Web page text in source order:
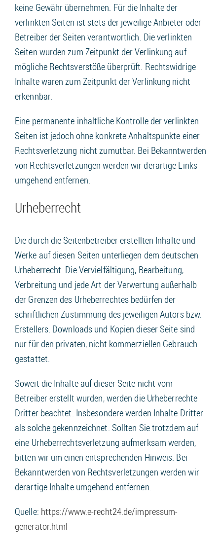
keine Gewähr übernehmen. Für die Inhalte der
verlinkten Seiten ist stets der jeweilige Anbieter oder
Betreiber der Seiten verantwortlich. Die verlinkten
Seiten wurden zum Zeitpunkt der Verlinkung auf
mögliche Rechtsverstöße überprüft. Rechtswidrige
Inhalte waren zum Zeitpunkt der Verlinkung nicht
erkennbar.
Eine permanente inhaltliche Kontrolle der verlinkten
Seiten ist jedoch ohne konkrete Anhaltspunkte einer
Rechtsverletzung nicht zumutbar. Bei Bekanntwerden
von Rechtsverletzungen werden wir derartige Links
umgehend entfernen.
Urheberrecht
Die durch die Seitenbetreiber erstellten Inhalte und
Werke auf diesen Seiten unterliegen dem deutschen
Urheberrecht. Die Vervielfältigung, Bearbeitung,
Verbreitung und jede Art der Verwertung außerhalb
der Grenzen des Urheberrechtes bedürfen der
schriftlichen Zustimmung des jeweiligen Autors bzw.
Erstellers. Downloads und Kopien dieser Seite sind
nur für den privaten, nicht kommerziellen Gebrauch
gestattet.
Soweit die Inhalte auf dieser Seite nicht vom
Betreiber erstellt wurden, werden die Urheberrechte
Dritter beachtet. Insbesondere werden Inhalte Dritter
als solche gekennzeichnet. Sollten Sie trotzdem auf
eine Urheberrechtsverletzung aufmerksam werden,
bitten wir um einen entsprechenden Hinweis. Bei
Bekanntwerden von Rechtsverletzungen werden wir
derartige Inhalte umgehend entfernen.
Quelle: https://www.e-recht24.de/impressum-
generator.html